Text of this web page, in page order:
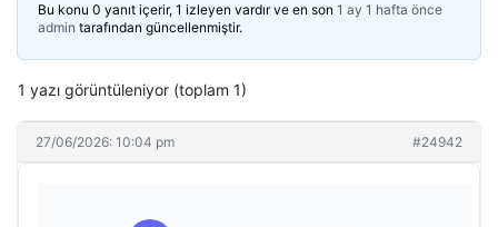
Bu konu 0 yanıt içerir, 1 izleyen vardır ve en son 1 ay 1 hafta önce
admin tarafından güncellenmiştir.
1 yazı görüntüleniyor (toplam 1)
27/06/2026: 10:04 pm #24942